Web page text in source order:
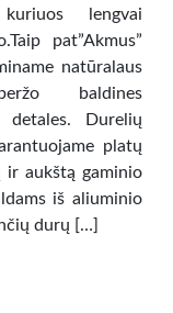
lengvai
pat”Akmus”
natūralaus
baldines
detales. Durelių
platų
ir aukštą gaminio
iš aliuminio
durų […]